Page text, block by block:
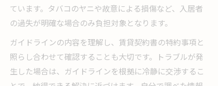
ています。タバコのヤニや故意による損傷など、入居者
の過失が明確な場合のみ負担対象となります。
ガイドラインの内容を理解し、賃貸契約書の特約事項と
照らし合わせて確認することも大切です。トラブルが発
生した場合は、ガイドラインを根拠に冷静に交渉するこ